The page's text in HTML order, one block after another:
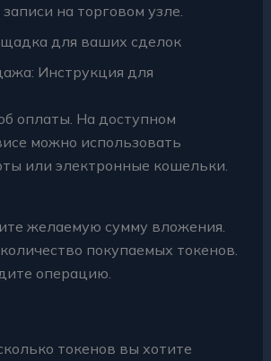
на торговом узле.
для ваших сделок
Инструкция для
оплаты. На доступном
можно использовать
или электронные кошельки.
желаемую сумму вложения.
покупаемых токенов.
операцию.
токенов вы хотите